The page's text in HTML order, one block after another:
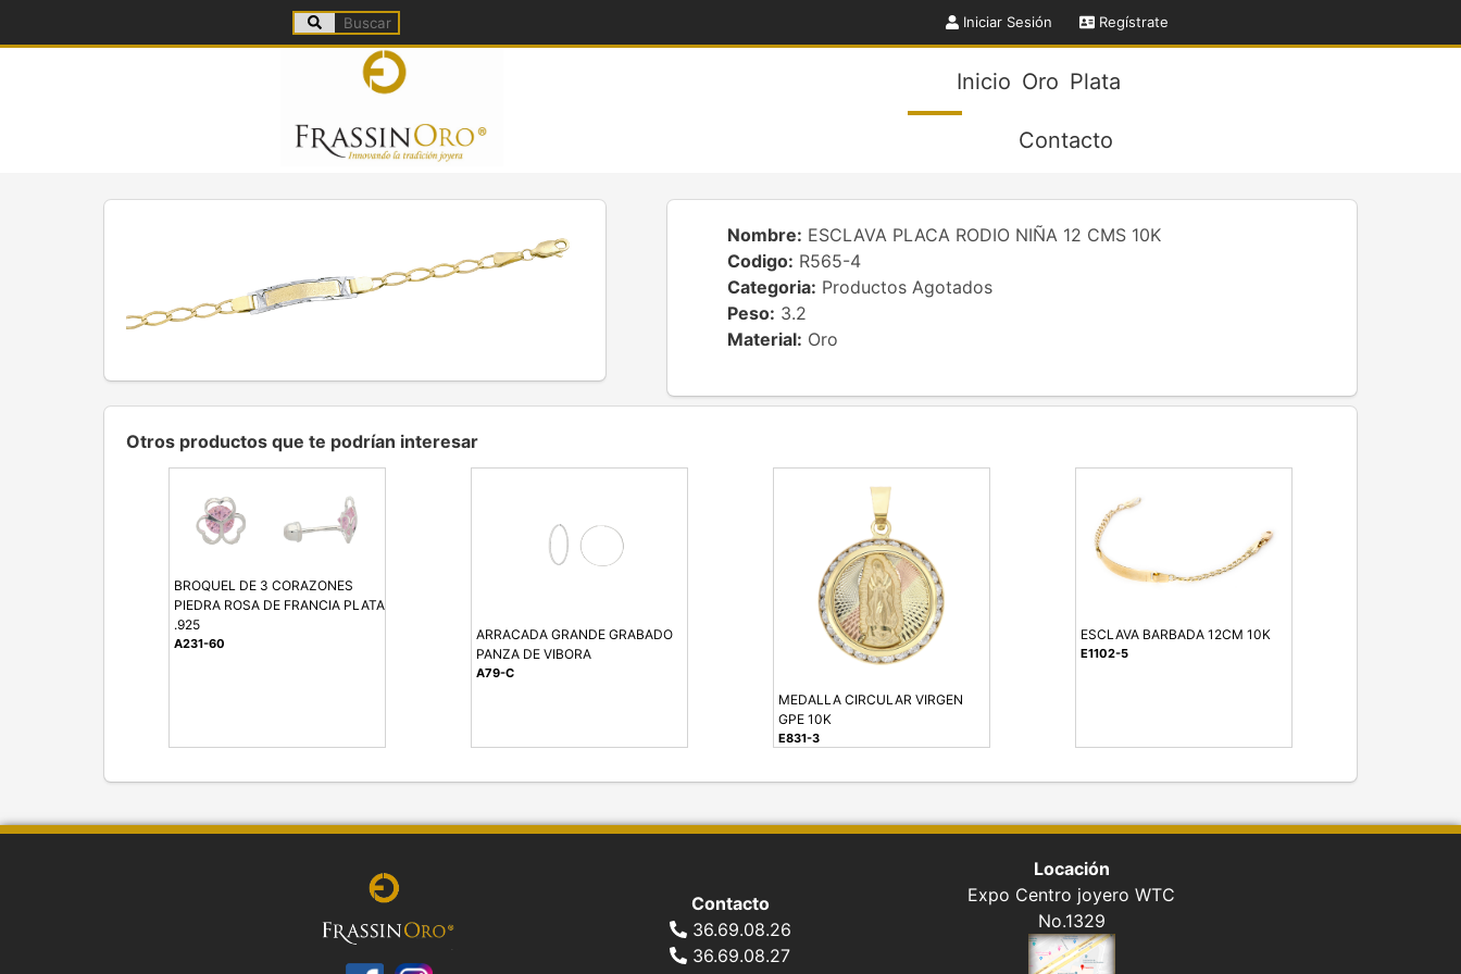
Iniciar Sesión Regístrate
Inicio Oro Plata
Contacto
Nombre: ESCLAVA PLACA RODIO NIÑA 12 CMS 10K
Codigo: R565-4
Categoria: Productos Agotados
Peso: 3.2
Material: Oro
Otros productos que te podrían interesar
BROQUEL DE 3 CORAZONES
PIEDRA ROSA DE FRANCIA PLATA
.925
A231-60
ARRACADA GRANDE GRABADO
PANZA DE VIBORA
A79-C
MEDALLA CIRCULAR VIRGEN
GPE 10K
E831-3
ESCLAVA BARBADA 12CM 10K
E1102-5
Contacto
36.69.08.26
36.69.08.27
Locación
Expo Centro joyero WTC
No.1329